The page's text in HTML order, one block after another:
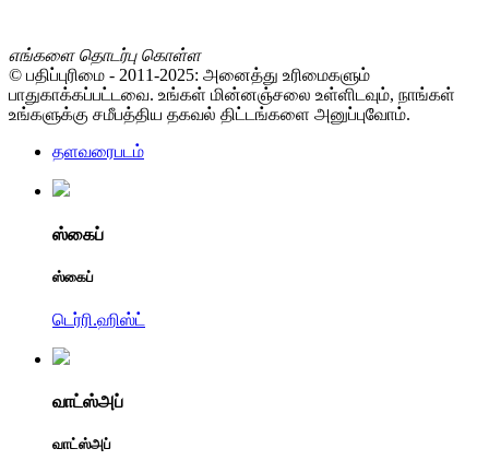
எங்களை தொடர்பு கொள்ள
© பதிப்புரிமை - 2011-2025: அனைத்து உரிமைகளும்
பாதுகாக்கப்பட்டவை. உங்கள் மின்னஞ்சலை உள்ளிடவும், நாங்கள்
உங்களுக்கு சமீபத்திய தகவல் திட்டங்களை அனுப்புவோம்.
தளவரைபடம்
ஸ்கைப்
ஸ்கைப்
டெர்ரி.ஹிஸ்ட்
வாட்ஸ்அப்
வாட்ஸ்அப்